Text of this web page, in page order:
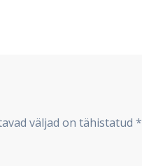
väljad on tähistatud*